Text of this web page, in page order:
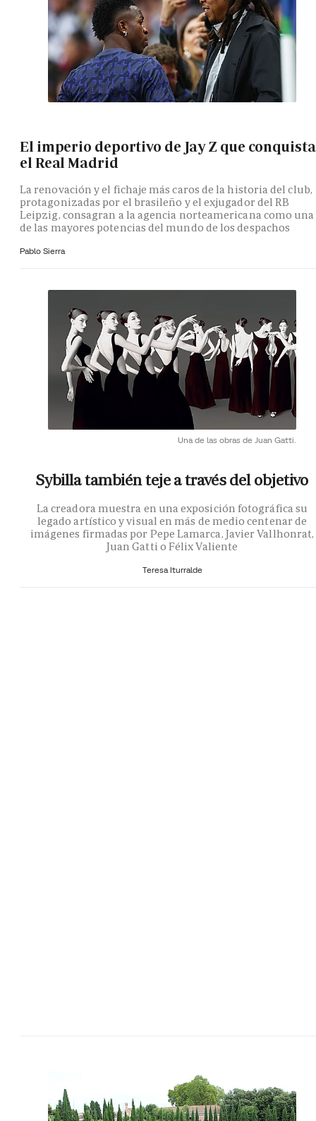
El imperio deportivo de Jay Z que conquista
el Real Madrid
La renovación y el fichaje más caros de la historia del club,
protagonizadas por el brasileño y el exjugador del RB
Leipzig, consagran a la agencia norteamericana como una
de las mayores potencias del mundo de los despachos
Pablo Sierra
Una de las obras de Juan Gatti.
Sybilla también teje a través del objetivo
La creadora muestra en una exposición fotográfica su
legado artístico y visual en más de medio centenar de
imágenes firmadas por Pepe Lamarca, Javier Vallhonrat,
Juan Gatti o Félix Valiente
Teresa Iturralde